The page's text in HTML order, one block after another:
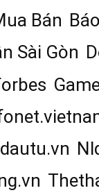
Bán
Sài Gòn